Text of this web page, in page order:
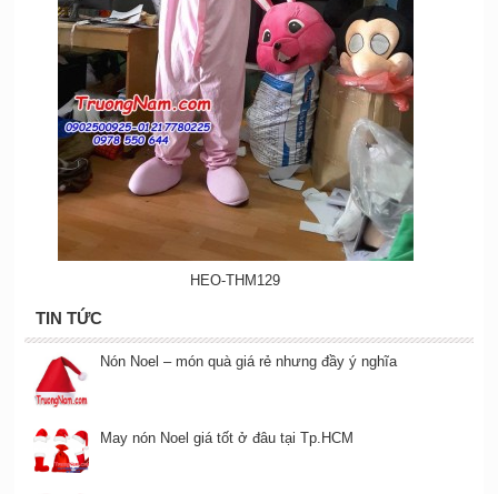
HEO-THM129
TIN TỨC
Nón Noel – món quà giá rẻ nhưng đầy ý nghĩa
May nón Noel giá tốt ở đâu tại Tp.HCM